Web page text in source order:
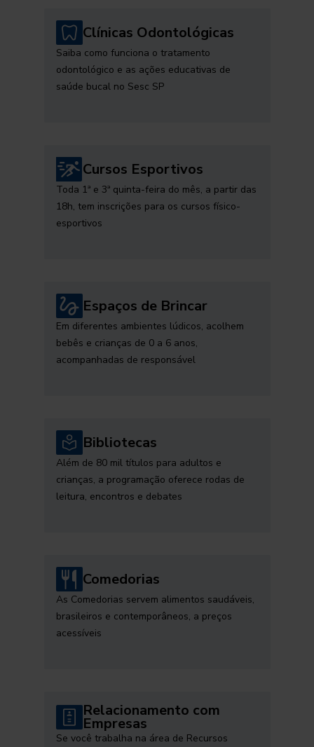
Clínicas Odontológicas
Saiba como funciona o tratamento
odontológico e as ações educativas de
saúde bucal no Sesc SP
Cursos Esportivos
Toda 1ª e 3ª quinta-feira do mês, a partir das
18h, tem inscrições para os cursos físico-
esportivos
Espaços de Brincar
Em diferentes ambientes lúdicos, acolhem
bebês e crianças de 0 a 6 anos,
acompanhadas de responsável
Bibliotecas
Além de 80 mil títulos para adultos e
crianças, a programação oferece rodas de
leitura, encontros e debates
Comedorias
As Comedorias servem alimentos saudáveis,
brasileiros e contemporâneos, a preços
acessíveis
Relacionamento com
Empresas
Se você trabalha na área de Recursos